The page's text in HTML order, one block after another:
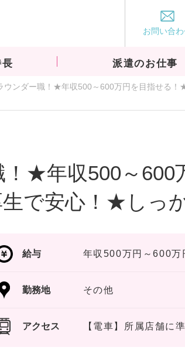
お問い合
派遣のお仕事
ンダー職！★年収500～600万円を目指せる
★年収500～600
で安心！★しっ
給与 年収500万円～600万
勤務地 その他
アクセス 【電車】所属店舗に